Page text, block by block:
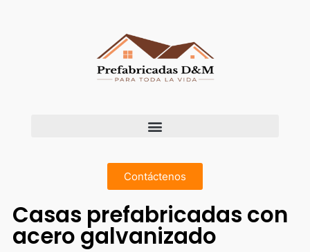
Contáctenos
Casas prefabricadas con
acero galvanizado